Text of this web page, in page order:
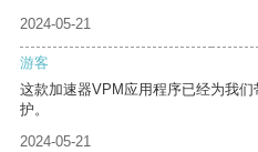
2024-05-21
游客
这款加速器VPM应用程序已经为我
护。
2024-05-21